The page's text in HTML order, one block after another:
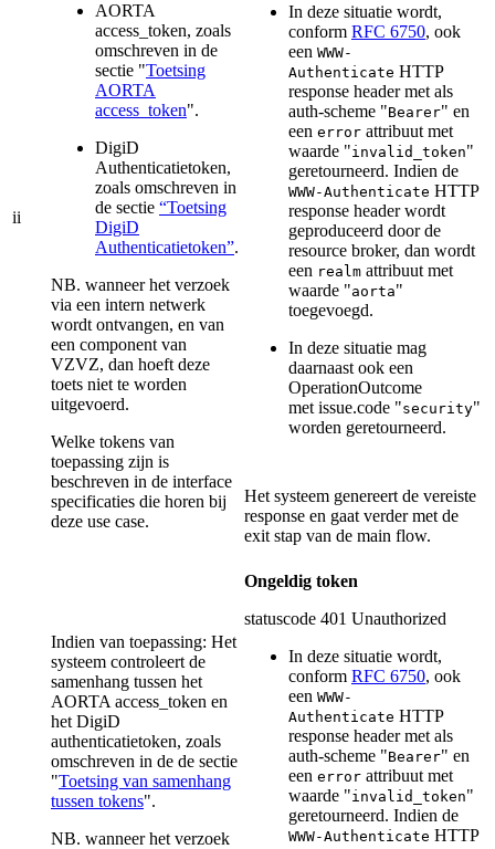
ii
AORTA
access_token, zoals
omschreven in de
sectie "Toetsing
AORTA
access_token".
DigiD
Authenticatietoken,
zoals omschreven in
de sectie “Toetsing
DigiD
Authenticatietoken”.
NB. wanneer het verzoek
via een intern netwerk
wordt ontvangen, en van
een component van
VZVZ, dan hoeft deze
toets niet te worden
uitgevoerd.
Welke tokens van
toepassing zijn is
beschreven in de interface
specificaties die horen bij
deze use case.
In deze situatie wordt,
conform RFC 6750, ook
een WWW-
Authenticate HTTP
response header met als
auth-scheme "Bearer" en
een error attribuut met
waarde "invalid_token"
geretourneerd. Indien de
WWW-Authenticate HTTP
response header wordt
geproduceerd door de
resource broker, dan wordt
een realm attribuut met
waarde "aorta"
toegevoegd.
In deze situatie mag
daarnaast ook een
OperationOutcome
met issue.code "security"
worden geretourneerd.
Het systeem genereert de vereiste
response en gaat verder met de
exit stap van de main flow.
Indien van toepassing: Het
systeem controleert de
samenhang tussen het
AORTA access_token en
het DigiD
authenticatietoken, zoals
omschreven in de de sectie
"Toetsing van samenhang
tussen tokens".
NB. wanneer het verzoek
Ongeldig token
statuscode 401 Unauthorized
In deze situatie wordt,
conform RFC 6750, ook
een WWW-
Authenticate HTTP
response header met als
auth-scheme "Bearer" en
een error attribuut met
waarde "invalid_token"
geretourneerd. Indien de
WWW-Authenticate HTTP